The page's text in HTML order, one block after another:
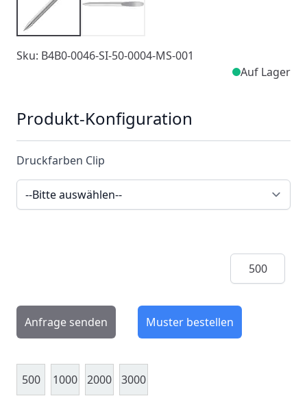
Sku: B4B0-0046-SI-50-0004-MS-001
Auf Lager
Produkt-Konfiguration
Druckfarben Clip
Menge
Anfrage senden Muster bestellen
500 1000 2000 3000